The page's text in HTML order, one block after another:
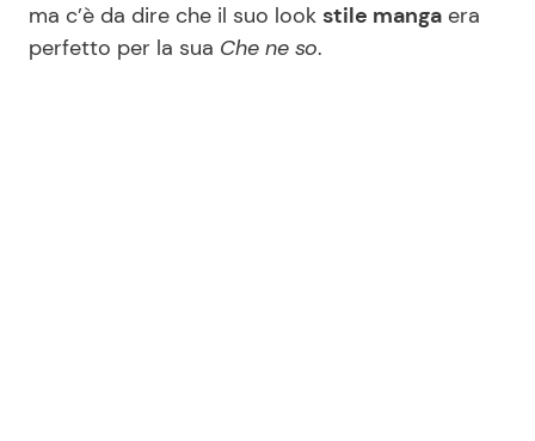
Seguici
ma c’è da dire che il suo look stile manga era
perfetto per la sua Che ne so.